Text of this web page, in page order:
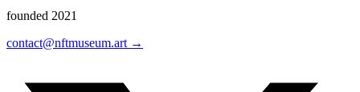
founded 2021
contact@nftmuseum.art →